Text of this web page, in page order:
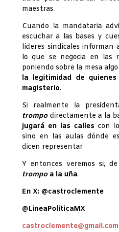
maestras.
Cuando la mandataria
escuchar a las bases y
líderes sindicales informan
lo que se negocia en las
poniendo sobre la mesa
la legitimidad de
magisterio.
Si realmente la
trompodirectamente a la
jugará en las callescon
sino en las aulas dónde
dicen representar.
Y entonces veremos si,
trompoa la uña.
En X: @castroclemente
@LineaPoliticaMX
castroclemente@gmail.com